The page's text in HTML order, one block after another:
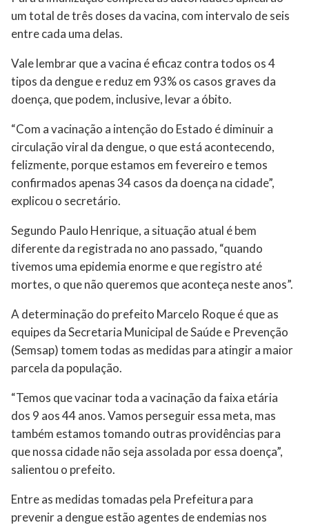
um total de três doses da vacina, com intervalo de seis
entre cada uma delas.
Vale lembrar que a vacina é eficaz contra todos os 4
tipos da dengue e reduz em 93% os casos graves da
doença, que podem, inclusive, levar a óbito.
“Com a vacinação a intenção do Estado é diminuir a
circulação viral da dengue, o que está acontecendo,
felizmente, porque estamos em fevereiro e temos
confirmados apenas 34 casos da doença na cidade”,
explicou o secretário.
Segundo Paulo Henrique, a situação atual é bem
diferente da registrada no ano passado, “quando
tivemos uma epidemia enorme e que registro até
mortes, o que não queremos que aconteça neste anos”.
A determinação do prefeito Marcelo Roque é que as
equipes da Secretaria Municipal de Saúde e Prevenção
(Semsap) tomem todas as medidas para atingir a maior
parcela da população.
“Temos que vacinar toda a vacinação da faixa etária
dos 9 aos 44 anos. Vamos perseguir essa meta, mas
também estamos tomando outras providências para
que nossa cidade não seja assolada por essa doença”,
salientou o prefeito.
Entre as medidas tomadas pela Prefeitura para
prevenir a dengue estão agentes de endemias nos